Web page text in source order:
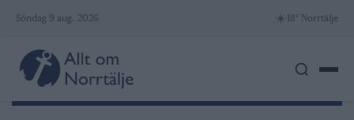
Skip
content
Söndag 9 aug. 2026 ☀️ 18° Norrtälje